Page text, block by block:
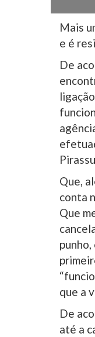
Mais
e é
De
Que,
conta
Que
que a
De
até a